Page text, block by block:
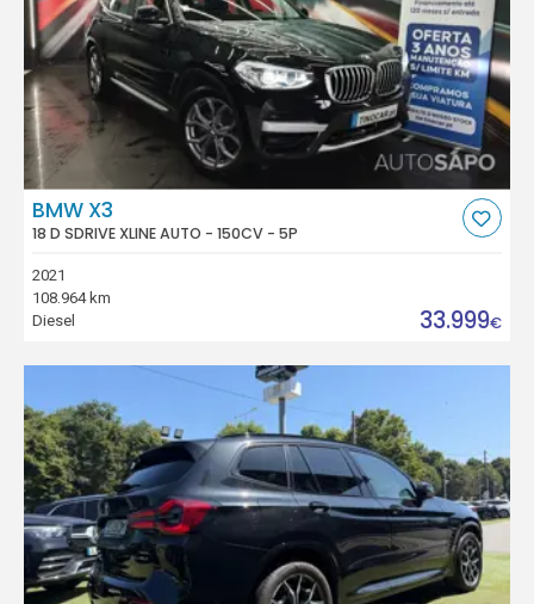
BMW X3
18 D SDRIVE XLINE AUTO - 150CV - 5P
2021
108.964 km
Diesel
33.999€